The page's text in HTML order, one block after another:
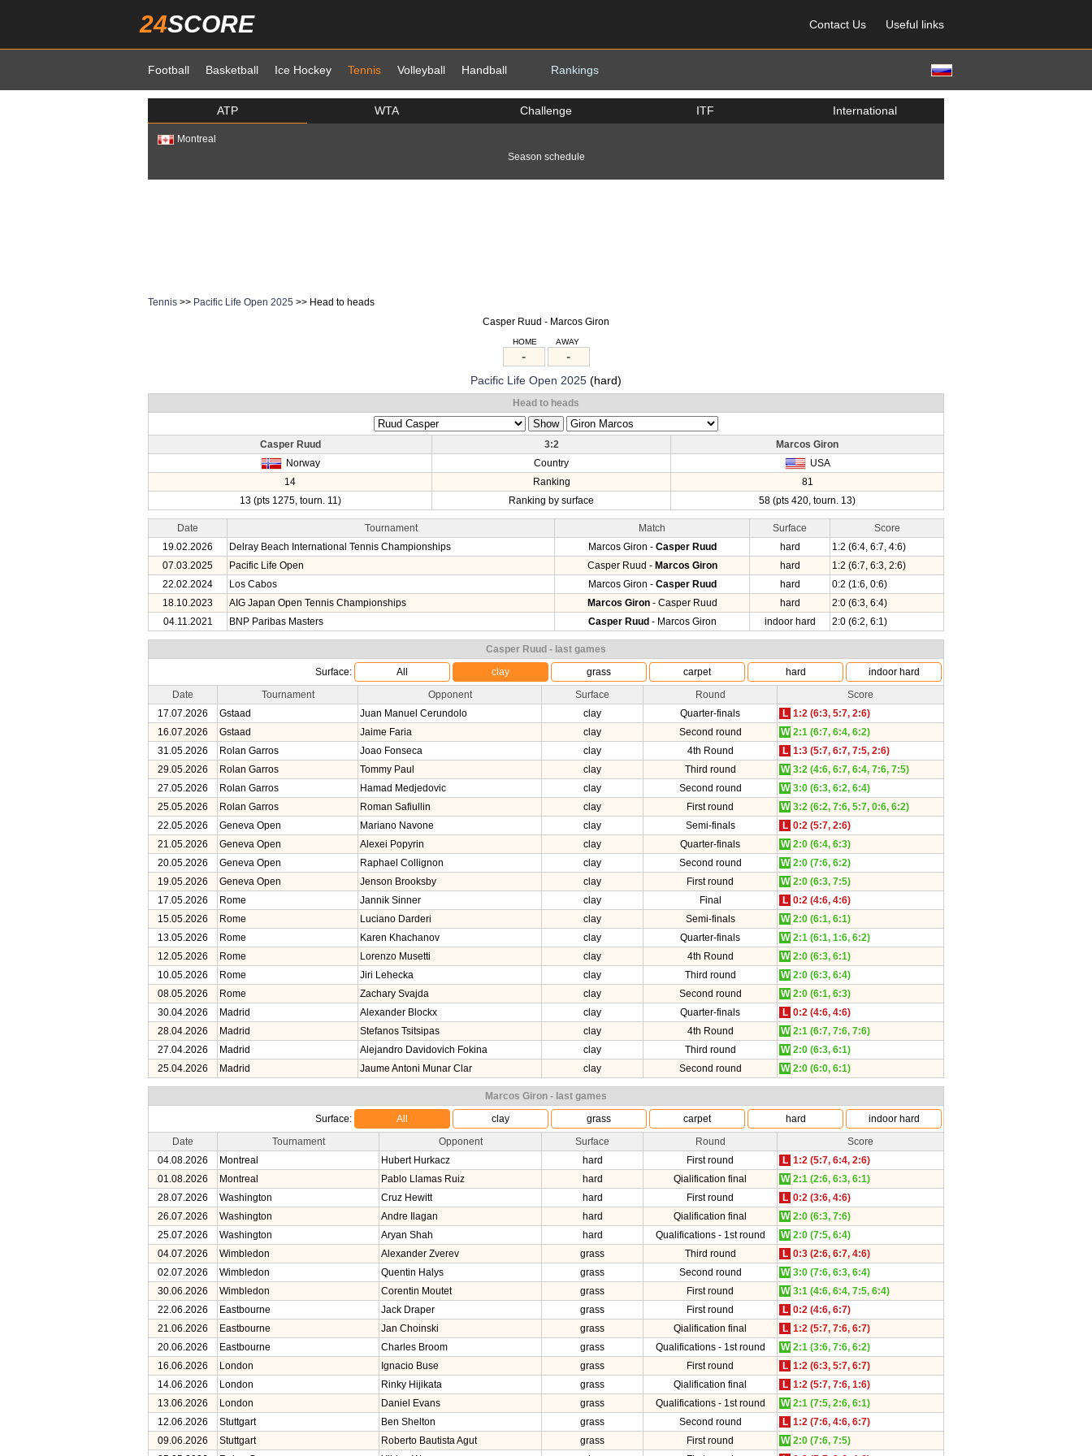
24SCORE Contact Us Useful links
Football Basketball Ice Hockey Tennis Volleyball Handball Rankings
ATP WTA Challenge ITF International
Montreal
Season schedule
Tennis >> Pacific Life Open 2025 >> Head to heads
Casper Ruud - Marcos Giron
HOME AWAY
- -
Pacific Life Open 2025 (hard)
Head to heads
Casper Ruud 3:2
Marcos Giron
Norway
Country
USA
14
Ranking
81
13 (pts 1275, tourn. 11)
Ranking by surface 58 (pts 420, tourn. 13)
Date Tournament Match Surface
Score
19.02.2026
Delray Beach International Tennis Championships Marcos Giron - Casper Ruud hard
1:2 (6:4, 6:7, 4:6)
07.03.2025
Pacific Life Open Casper Ruud - Marcos Giron hard
1:2 (6:7, 6:3, 2:6)
22.02.2024
Los Cabos Marcos Giron - Casper Ruud hard
0:2 (1:6, 0:6)
18.10.2023
AIG Japan Open Tennis Championships Marcos Giron- Casper Ruud hard
2:0 (6:3, 6:4)
04.11.2021
BNP Paribas Masters Casper Ruud - Marcos Giron indoor hard 2:0 (6:2, 6:1)
Casper Ruud - last games
Surface:
All clay grass carpet hard
indoor hard
Date
Tournament Opponent Surface Round
Score
17.07.2026
Gstaad Juan Manuel Cerundolo clay Quarter-finals L 1:2 (6:3, 5:7, 2:6)
16.07.2026
Gstaad Jaime Faria clay Second round W 2:1 (6:7, 6:4, 6:2)
31.05.2026
Rolan Garros Joao Fonseca clay 4th Round L 1:3 (5:7, 6:7, 7:5, 2:6)
29.05.2026
Rolan Garros Tommy Paul clay Third round W 3:2 (4:6, 6:7, 6:4, 7:6, 7:5)
27.05.2026
Rolan Garros Hamad Medjedovic clay Second round W 3:0 (6:3, 6:2, 6:4)
25.05.2026
Rolan Garros Roman Safiullin clay First round W 3:2 (6:2, 7:6, 5:7, 0:6, 6:2)
22.05.2026
Geneva Open Mariano Navone clay Semi-finals L 0:2 (5:7, 2:6)
21.05.2026
Geneva Open Alexei Popyrin clay Quarter-finals W 2:0 (6:4, 6:3)
20.05.2026
Geneva Open Raphael Collignon clay Second round W 2:0 (7:6, 6:2)
19.05.2026
Geneva Open Jenson Brooksby clay First round W 2:0 (6:3, 7:5)
17.05.2026
Rome Jannik Sinner clay Final L 0:2 (4:6, 4:6)
15.05.2026
Rome Luciano Darderi clay Semi-finals W 2:0 (6:1, 6:1)
13.05.2026
Rome Karen Khachanov clay Quarter-finals W 2:1 (6:1, 1:6, 6:2)
12.05.2026
Rome Lorenzo Musetti clay 4th Round W 2:0 (6:3, 6:1)
10.05.2026
Rome Jiri Lehecka clay Third round W 2:0 (6:3, 6:4)
08.05.2026
Rome Zachary Svajda clay Second round W 2:0 (6:1, 6:3)
30.04.2026
Madrid Alexander Blockx clay Quarter-finals L 0:2 (4:6, 4:6)
28.04.2026
Madrid Stefanos Tsitsipas clay 4th Round W 2:1 (6:7, 7:6, 7:6)
27.04.2026
Madrid Alejandro Davidovich Fokina clay Third round W 2:0 (6:3, 6:1)
25.04.2026
Madrid Jaume Antoni Munar Clar clay Second round W 2:0 (6:0, 6:1)
Marcos Giron - last games
Surface:
All clay grass carpet hard
indoor hard
Date
Tournament Opponent Surface Round
Score
04.08.2026
Montreal Hubert Hurkacz hard First round L 1:2 (5:7, 6:4, 2:6)
01.08.2026
Montreal Pablo Llamas Ruiz hard Qialification final W 2:1 (2:6, 6:3, 6:1)
28.07.2026
Washington Cruz Hewitt hard First round L 0:2 (3:6, 4:6)
26.07.2026
Washington Andre Ilagan hard Qialification final W 2:0 (6:3, 7:6)
25.07.2026
Washington Aryan Shah hard Qualifications - 1st round W 2:0 (7:5, 6:4)
04.07.2026
Wimbledon Alexander Zverev grass Third round L 0:3 (2:6, 6:7, 4:6)
02.07.2026
Wimbledon Quentin Halys grass Second round W 3:0 (7:6, 6:3, 6:4)
30.06.2026
Wimbledon Corentin Moutet grass First round W 3:1 (4:6, 6:4, 7:5, 6:4)
22.06.2026
Eastbourne Jack Draper grass First round L 0:2 (4:6, 6:7)
21.06.2026
Eastbourne Jan Choinski grass Qialification final L 1:2 (5:7, 7:6, 6:7)
20.06.2026
Eastbourne Charles Broom grass Qualifications - 1st round W 2:1 (3:6, 7:6, 6:2)
16.06.2026
London Ignacio Buse grass First round L 1:2 (6:3, 5:7, 6:7)
14.06.2026
London Rinky Hijikata grass Qialification final L 1:2 (5:7, 7:6, 1:6)
13.06.2026
London Daniel Evans grass Qualifications - 1st round W 2:1 (7:5, 2:6, 6:1)
12.06.2026
Stuttgart Ben Shelton grass Second round L 1:2 (7:6, 4:6, 6:7)
09.06.2026
Stuttgart Roberto Bautista Agut grass First round W 2:0 (7:6, 7:5)